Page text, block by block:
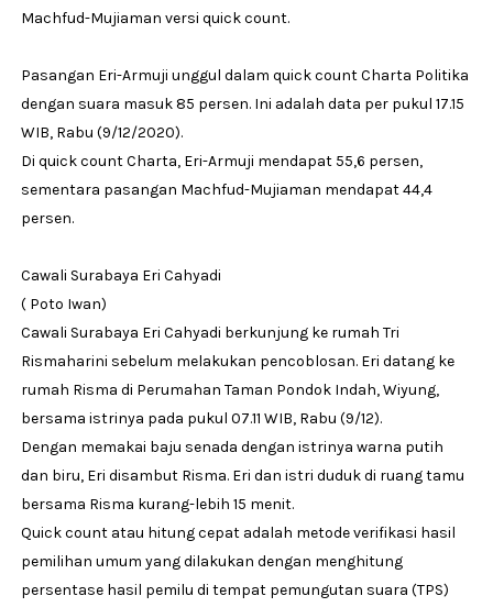
Machfud-Mujiaman versi quick count.
Pasangan Eri-Armuji unggul dalam quick count Charta Politika
dengan suara masuk 85 persen. Ini adalah data per pukul 17.15
WIB, Rabu (9/12/2020).
Di quick count Charta, Eri-Armuji mendapat 55,6 persen,
sementara pasangan Machfud-Mujiaman mendapat 44,4
persen.
Cawali Surabaya Eri Cahyadi
( Poto Iwan)
Cawali Surabaya Eri Cahyadi berkunjung ke rumah Tri
Rismaharini sebelum melakukan pencoblosan. Eri datang ke
rumah Risma di Perumahan Taman Pondok Indah, Wiyung,
bersama istrinya pada pukul 07.11 WIB, Rabu (9/12).
Dengan memakai baju senada dengan istrinya warna putih
dan biru, Eri disambut Risma. Eri dan istri duduk di ruang tamu
bersama Risma kurang-lebih 15 menit.
Quick count atau hitung cepat adalah metode verifikasi hasil
pemilihan umum yang dilakukan dengan menghitung
persentase hasil pemilu di tempat pemungutan suara (TPS)